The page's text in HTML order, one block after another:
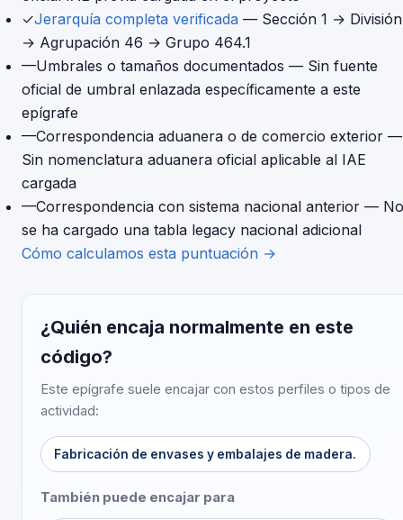
✓Jerarquía completa verificada — Sección 1 →
→ Agrupación 46 → Grupo 464.1
—Umbrales o tamaños documentados — Sin fuente
oficial de umbral enlazada específicamente a este
epígrafe
—Correspondencia aduanera o de comercio exterior —
Sin nomenclatura aduanera oficial aplicable al IAE
cargada
—Correspondencia con sistema nacional anterior — No
se ha cargado una tabla legacy nacional adicional
Cómo calculamos esta puntuación →
¿Quién encaja normalmente en este
código?
Este epígrafe suele encajar con estos perfiles o tipos de
actividad:
Fabricación de envases y embalajes de madera.
También puede encajar para